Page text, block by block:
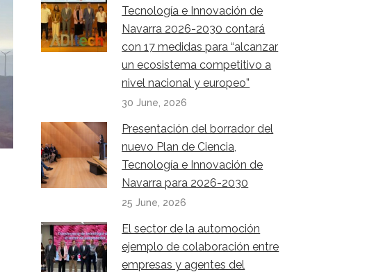
Tecnología e Innovación de
Navarra 2026-2030 contará
con 17 medidas para “alcanzar
un ecosistema competitivo a
nivel nacional y europeo”
30 June, 2026
Presentación del borrador del
nuevo Plan de Ciencia,
Tecnología e Innovación de
Navarra para 2026-2030
25 June, 2026
El sector de la automoción
ejemplo de colaboración entre
empresas y agentes del